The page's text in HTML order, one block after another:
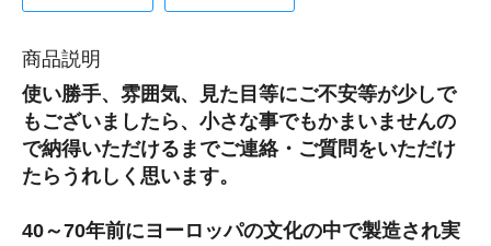
商品説明
使い勝手、雰囲気、見た目等にご不安等が少しで
もございましたら、小さな事でもかまいませんの
で納得いただけるまでご連絡・ご質問をいただけ
たらうれしく思います。
40～70年前にヨーロッパの文化の中で製造され実